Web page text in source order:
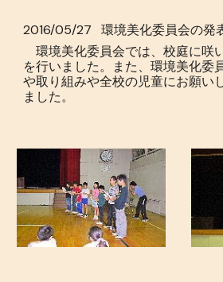
2016/05/27環境美化委員会の発
環境美化委員会では、校庭に咲
を行いました。また、環境美化委
や取り組みや全校の児童にお願い
ました。